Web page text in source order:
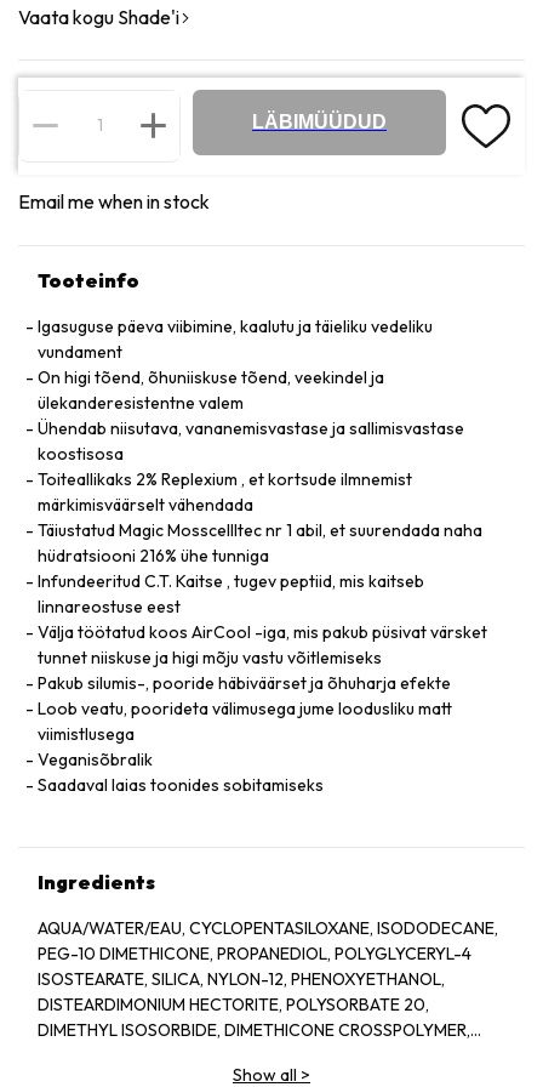
Vaata kogu Shade'i
LÄBIMÜÜDUD
Email me when in stock
Tooteinfo
Igasuguse päeva viibimine, kaalutu ja täieliku vedeliku
vundament
On higi tõend, õhuniiskuse tõend, veekindel ja
ülekanderesistentne valem
Ühendab niisutava, vananemisvastase ja sallimisvastase
koostisosa
Toiteallikaks 2% Replexium , et kortsude ilmnemist
märkimisväärselt vähendada
Täiustatud Magic Mosscellltec nr 1 abil, et suurendada naha
hüdratsiooni 216% ühe tunniga
Infundeeritud C.T. Kaitse , tugev peptiid, mis kaitseb
linnareostuse eest
Välja töötatud koos AirCool -iga, mis pakub püsivat värsket
tunnet niiskuse ja higi mõju vastu võitlemiseks
Pakub silumis-, pooride häbiväärset ja õhuharja efekte
Loob veatu, poorideta välimusega jume loodusliku matt
viimistlusega
Veganisõbralik
Saadaval laias toonides sobitamiseks
Ingredients
AQUA/WATER/EAU, CYCLOPENTASILOXANE, ISODODECANE,
PEG-10 DIMETHICONE, PROPANEDIOL, POLYGLYCERYL-4
ISOSTEARATE, SILICA, NYLON-12, PHENOXYETHANOL,
DISTEARDIMONIUM HECTORITE, POLYSORBATE 20,
DIMETHYL ISOSORBIDE, DIMETHICONE CROSSPOLYMER,
DEHYDROACETATE, ARGININE PCA, ALUMINUM HYDROXIDE,
Show all >